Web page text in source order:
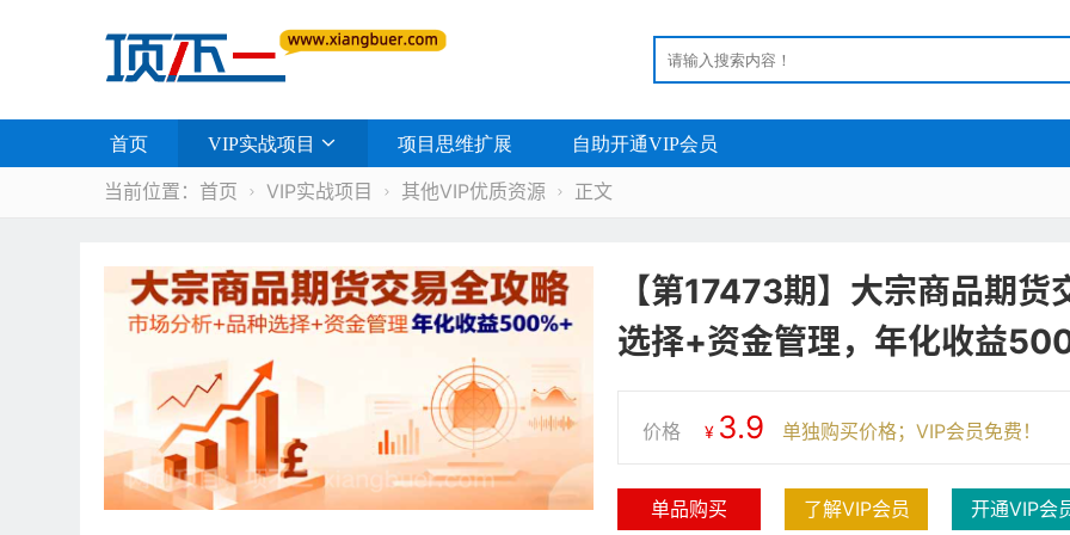
首页 VIP实战项目 项目思维扩展 自助开通VIP会员
当前位置： 首页  VIP实战项目  其他VIP优质资源  正文
【第17473期】大宗商品期
选择+资金管理，年化收益
价格 ¥ 3.9 单独购买价格；VIP会员免费！
单品购买 了解VIP会员 开通VIP会